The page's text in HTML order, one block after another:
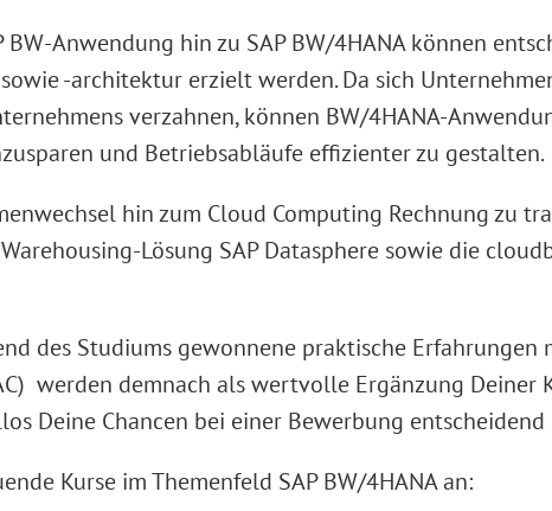
Anwendung hin zu SAP BW/4HANA können
-architektur erzielt werden. Da sich
verzahnen, können BW/4HANA-
und Betriebsabläufe effizienter zu gestalten.
hin zum Cloud Computing Rechnung zu
Lösung SAP Datasphere sowie die
des Studiums gewonnene praktische Erfahrungen
werden demnach als wertvolle Ergänzung Deiner
Deine Chancen bei einer Bewerbung entscheidend
Kurse im Themenfeld SAP BW/4HANA an: